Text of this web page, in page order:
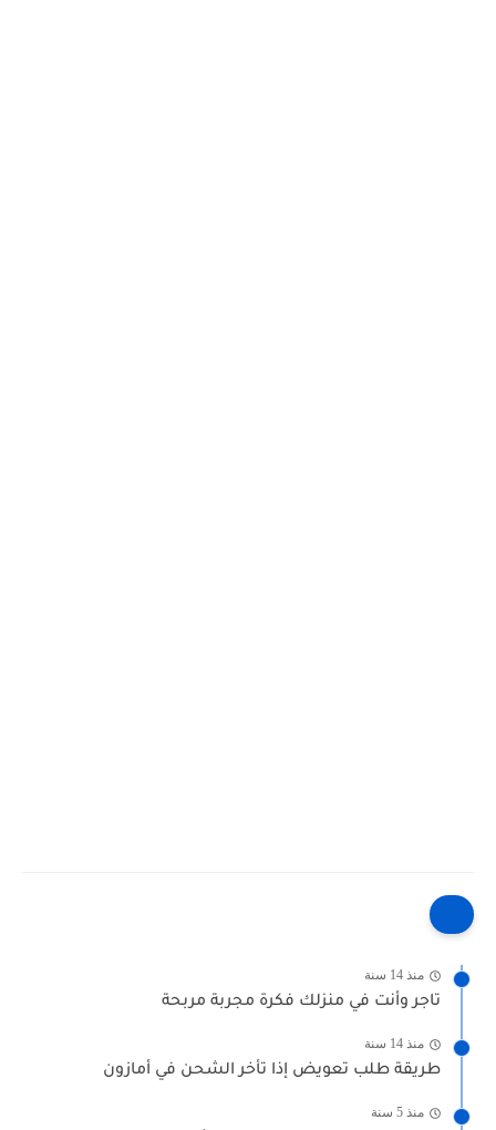
منذ 14 سنة
تاجر وأنت في منزلك فكرة مجربة مربحة
منذ 14 سنة
طريقة طلب تعويض إذا تأخر الشحن في أمازون
منذ 5 سنة